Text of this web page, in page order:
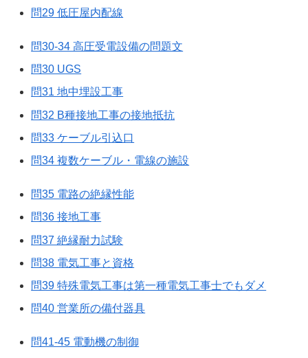
問29 低圧屋内配線
問30-34 高圧受電設備の問題文
問30 UGS
問31 地中埋設工事
問32 B種接地工事の接地抵抗
問33 ケーブル引込口
問34 複数ケーブル・電線の施設
問35 電路の絶縁性能
問36 接地工事
問37 絶縁耐力試験
問38 電気工事と資格
問39 特殊電気工事は第一種電気工事士でもダメ
問40 営業所の備付器具
問41-45 電動機の制御